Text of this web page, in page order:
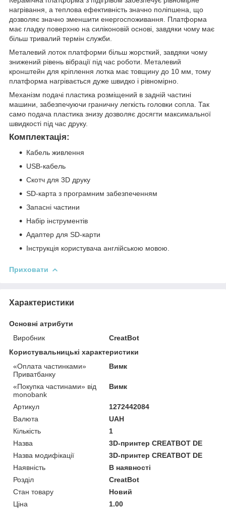
нагрівання, а теплова ефективність значно поліпшена, що
дозволяє значно зменшити енергоспоживання. Платформа
має гладку поверхню на силіконовій основі, завдяки чому має
більш тривалий термін служби.
Металевий лоток платформи більш жорсткий, завдяки чому
знижений рівень вібрації під час роботи. Металевий
кронштейн для кріплення лотка має товщину до 10 мм, тому
платформа нагрівається дуже швидко і рівномірно.
Механізм подачі пластика розміщений в задній частині
машини, забезпечуючи граничну легкість головки сопла. Так
само подача пластика знизу дозволяє досягти максимальної
швидкості під час друку.
Комплектація:
Кабель живлення
USB-кабель
Скотч для 3D друку
SD-карта з програмним забезпеченням
Запасні частини
Набір інструментів
Адаптер для SD-карти
Інструкція користувача англійською мовою.
Приховати
Характеристики
Основні атрибути
Виробник
CreatBot
Користувальницькі характеристики
«Оплата частинками»
Приватбанку
Вимк
«Покупка частинами» від
monobank
Вимк
Артикул
1272442084
Валюта
UAH
Кількість
1
Назва
3D-принтер CREATBOT DE
Назва модифікації
3D-принтер CREATBOT DE
Наявність
В наявності
Розділ
CreatBot
Стан товару
Новий
Ціна
1.00